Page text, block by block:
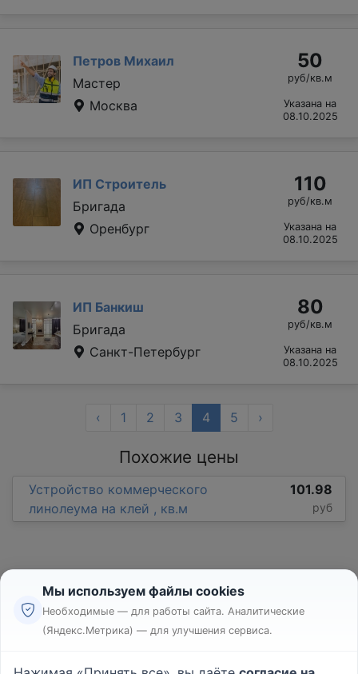
Петров Михаил
Мастер
Москва
50
руб/кв.м
Указана на
08.10.2025
ИП Строитель
Бригада
Оренбург
110
руб/кв.м
Указана на
08.10.2025
ИП Банкиш
Бригада
Санкт-Петербург
80
руб/кв.м
Указана на
08.10.2025
‹ 1 2 3 4 5 ›
Похожие цены
Устройство коммерческого
линолеума на клей , кв.м
101.98
руб
Реклама
Мы используем файлы cookies
Необходимые — для работы сайта. Аналитические
(Яндекс.Метрика) — для улучшения сервиса.